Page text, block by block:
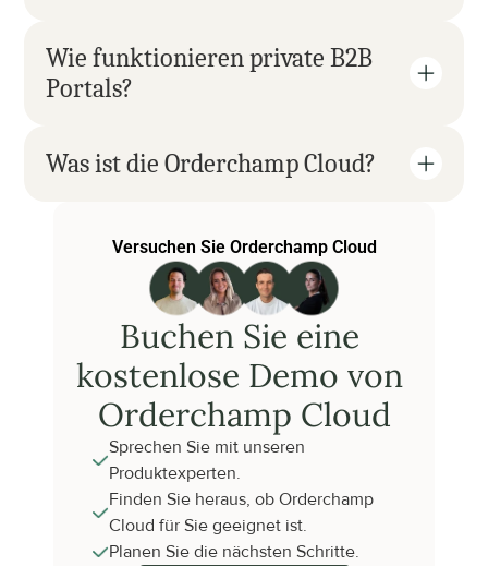
Wie funktionieren private B2B
Portals?
Was ist die Orderchamp Cloud?
Versuchen Sie Orderchamp Cloud
Buchen Sie eine
kostenlose Demo von
Orderchamp Cloud
Sprechen Sie mit unseren
Produktexperten.
Finden Sie heraus, ob Orderchamp
Cloud für Sie geeignet ist.
Planen Sie die nächsten Schritte.